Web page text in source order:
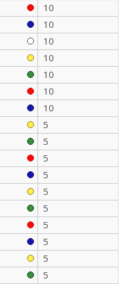
10
10
10
10
10
10
10
5
5
5
5
5
5
5
5
5
5